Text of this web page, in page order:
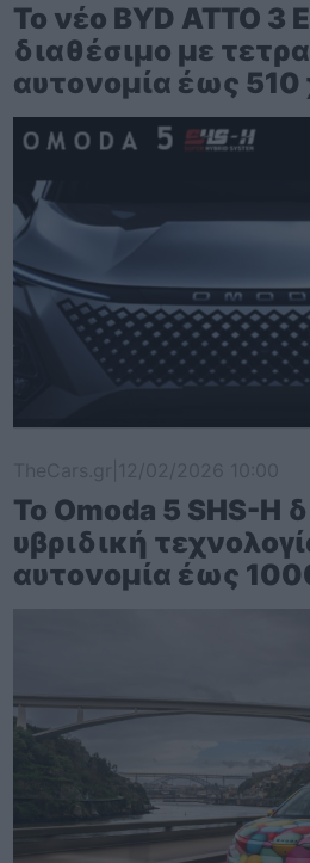
Το νέο BYD ATTO 3
διαθέσιμο με
αυτονομία έως 510
Το Omoda 5 SHS-H
υβριδική
αυτονομία έως